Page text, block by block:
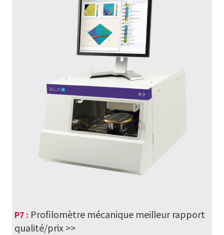
P7 : Profilomètre mécanique meilleur rapport
qualité/prix>>